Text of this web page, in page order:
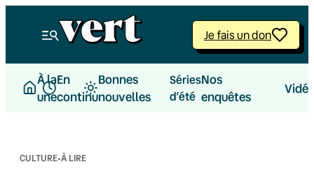
Je fais un don
À la
une
En
continu
Bonnes
nouvelles
Séries
d’été
Nos
enquêtes
CULTURE·À LIRE